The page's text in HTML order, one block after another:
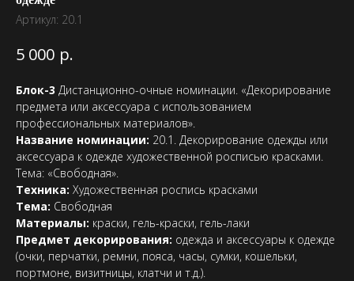
Артикул: 20.1
5 000 р.
Блок-3 Дистанционно-очные номинации. «Декорирование
предмета или аксессуара с использованием
профессиональных материалов».
Название номинации: 20.1. Декорирование одежды или
аксессуара к одежде художественной росписью красками.
Тема: «Свободная».
Техника: Художественная роспись красками
Тема: Свободная
Материалы: краски, гель-краски, гель-лаки
Предмет декорирования: одежда и аксессуары к одежде
(очки, перчатки, ремни, пояса, часы, сумки, кошельки,
портмоне, визитницы, клатчи и т.д.).